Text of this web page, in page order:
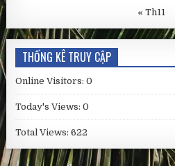
« Th11
THỐNG KÊ TRUY CẬP
Online Visitors:0
Today's Views:0
Total Views:622